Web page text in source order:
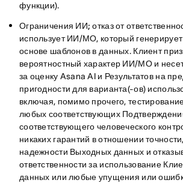
функции).
Ограничения ИИ; отказ от
использует ИИ/МО, который
основе шаблонов в данных. Клиент
вероятностный характер ИИ/МО и несет
за оценку Asana AI и Результатов на
пригодности для варианта(-ов)
включая, помимо прочего,
любых соответствующих
соответствующего человеческого
никаких гарантий в отношении
надежности Выходных данных и
ответственности за использование
данных или любые упущения или